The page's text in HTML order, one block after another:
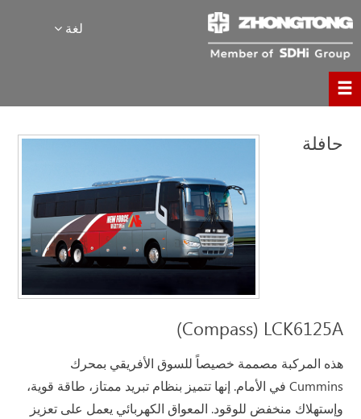
لغة
حافلة
LCK6125A
(Compass)
هذه المركبة مصممة خصيصاً للسوق الأفريقي بمحرك
Cummins في الأمام. إنها تتميز بنظام تبريد ممتاز، طاقة قوية،
وإستهلاك منخفض للوقود. المعواق الكهربائي يعمل على تعزيز